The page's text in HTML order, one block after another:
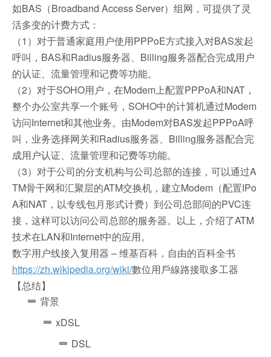
如BAS（Broadband Access Server）组网，可提供了灵
活多变的计费方式：
（1）对于普通家庭用户使用PPPoE方式接入对BAS发起
呼叫，BAS和Radius服务器、Billing服务器配合完成用户
的认证、流量管理和记费等功能。
（2）对于SOHO用户，在Modem上配置PPPoA和NAT，
整个办公室共享一个账号，SOHO中的计算机通过Modem
访问Internet和其他业务。由Modem对BAS发起PPPoA呼
叫，业务选择网关和Radius服务器、Billing服务器配合完
成用户认证、流量管理和记费等功能。
（3）对于公司的分支机构与公司总部的连接，可以通过A
TM骨干网和汇聚层的ATM交换机，建立Modem（配置IPo
A和NAT，以专线包月形式计费）到公司总部间的PVC连
接，这样可以访问公司总部的服务器。以上，介绍了ATM
技术在LAN和Internet中的应用。
数字用户线接入复用器 – 维基百科，自由的百科全书
https://zh.wikipedia.org/wiki/數位用戶線路接取多工器
【总结】
背景
xDSL
DSL